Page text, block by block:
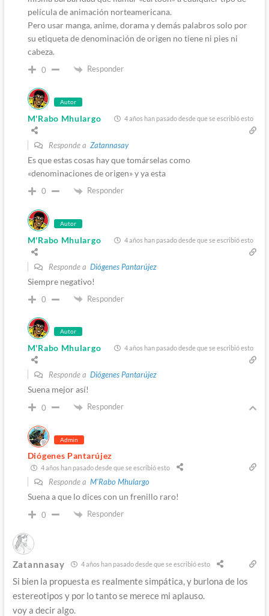
película de animación norteamericana.
Pero usar manga, anime, dorama y demás palabros solo por
su etiqueta de denominación de origen no tiene ni pies ni
cabeza.
0 Responder
Autor
M'Rabo Mhulargo 4 años han pasado desde que se escribió esto
Responde a Zatannasay
Es que estas cosas hay que tomárselas como
«denominaciones de origen» y ya esta
0 Responder
Autor
M'Rabo Mhulargo 4 años han pasado desde que se escribió esto
Responde a Diógenes Pantarújez
Siempre negativo!
0 Responder
Autor
M'Rabo Mhulargo 4 años han pasado desde que se escribió esto
Responde a Diógenes Pantarújez
Suena mejor así!
0 Responder
Admin
Diógenes Pantarújez
4 años han pasado desde que se escribió esto
Responde a M'Rabo Mhulargo
Suena a que lo dices con un frenillo raro!
0 Responder
Zatannasay 4 años han pasado desde que se escribió esto
Si bien la propuesta es realmente simpática, y burlona de los
estereotipos y por lo tanto se merece mi aplauso.
voy a decir algo.